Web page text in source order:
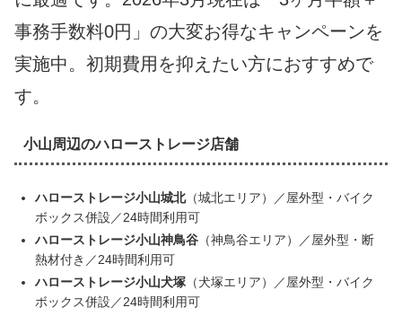
事務手数料0円」の大変お得なキャンペーンを
実施中。初期費用を抑えたい方におすすめで
す。
小山周辺のハローストレージ店舗
ハローストレージ小山城北（城北エリア）／屋外型・バイク
ボックス併設／24時間利用可
ハローストレージ小山神鳥谷（神鳥谷エリア）／屋外型・断
熱材付き／24時間利用可
ハローストレージ小山犬塚（犬塚エリア）／屋外型・バイク
ボックス併設／24時間利用可